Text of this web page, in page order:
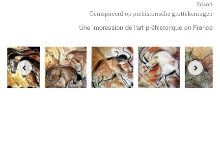
Bison
Geïnspireerd op prehistorische grottekeningen
Une impression de l'art préhistorique en France